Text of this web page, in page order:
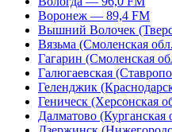
Воронеж — 89,4 FM
Вышний Волочек
Вязьма (Смоленская
Гагарин (Смоленская
Галюгаевская
Геленджик
Геническ (Херсонская
Далматово